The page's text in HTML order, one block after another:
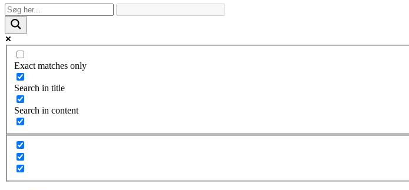
Exact matches only
Search in title
Search in content